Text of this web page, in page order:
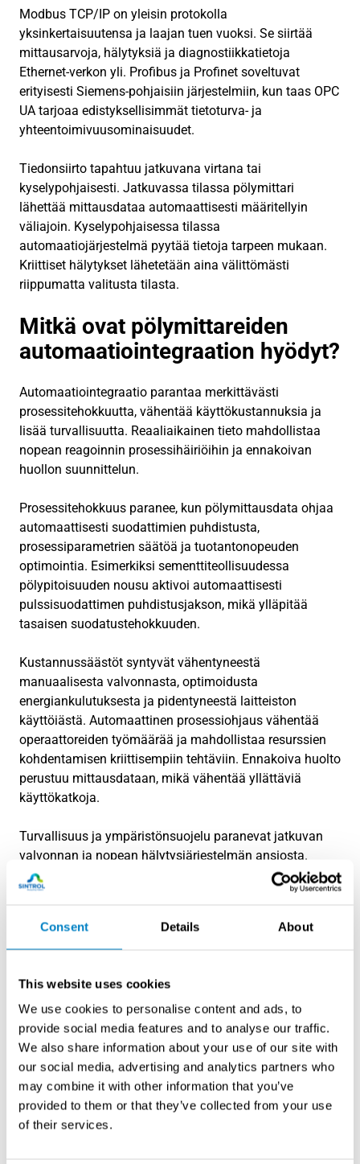
Consent Details About
This website uses cookies
We use cookies to personalise content and ads, to
provide social media features and to analyse our traffic.
We also share information about your use of our site with
our social media, advertising and analytics partners who
may combine it with other information that you’ve
provided to them or that they’ve collected from your use
of their services.
Modbus TCP/IP on yleisin protokolla
yksinkertaisuutensa ja laajan tuen vuoksi. Se siirtää
mittausarvoja, hälytyksiä ja diagnostiikkatietoja
Ethernet-verkon yli. Profibus ja Profinet soveltuvat
erityisesti Siemens-pohjaisiin järjestelmiin, kun taas OPC
UA tarjoaa edistyksellisimmät tietoturva- ja
yhteentoimivuusominaisuudet.
Tiedonsiirto tapahtuu jatkuvana virtana tai
kyselypohjaisesti. Jatkuvassa tilassa pölymittari
lähettää mittausdataa automaattisesti määritellyin
väliajoin. Kyselypohjaisessa tilassa
automaatiojärjestelmä pyytää tietoja tarpeen mukaan.
Kriittiset hälytykset lähetetään aina välittömästi
riippumatta valitusta tilasta.
Mitkä ovat pölymittareiden
automaatiointegraation hyödyt?
Automaatiointegraatio parantaa merkittävästi
prosessitehokkuutta, vähentää käyttökustannuksia ja
lisää turvallisuutta. Reaaliaikainen tieto mahdollistaa
nopean reagoinnin prosessihäiriöihin ja ennakoivan
huollon suunnittelun.
Prosessitehokkuus paranee, kun pölymittausdata ohjaa
automaattisesti suodattimien puhdistusta,
prosessiparametrien säätöä ja tuotantonopeuden
optimointia. Esimerkiksi sementtiteollisuudessa
pölypitoisuuden nousu aktivoi automaattisesti
pulssisuodattimen puhdistusjakson, mikä ylläpitää
tasaisen suodatustehokkuuden.
Kustannussäästöt syntyvät vähentyneestä
manuaalisesta valvonnasta, optimoidusta
energiankulutuksesta ja pidentyneestä laitteiston
käyttöiästä. Automaattinen prosessiohjaus vähentää
operaattoreiden työmäärää ja mahdollistaa resurssien
kohdentamisen kriittisempiin tehtäviin. Ennakoiva huolto
perustuu mittausdataan, mikä vähentää yllättäviä
käyttökatkoja.
Turvallisuus ja ympäristönsuojelu paranevat jatkuvan
valvonnan ja nopean hälytysjärjestelmän ansiosta.
Automaattinen dokumentointi helpottaa viranomaisten
vaatimusten täyttämistä ja ympäristölupien seurantaa.
Miten valitaan oikea pölymittari
Oikean pölymittarin valinta automaatiokäyttöön
edellyttää prosessiolosuhteiden, viestintävaatimusten ja
integraatiotarpeiden huolellista analysointia. Mittarin on
tuettava tarvittavia protokollia ja sovittava prosessin
fyysisiin olosuhteisiin.
Prosessiolosuhteet määrittävät mittarin tekniset